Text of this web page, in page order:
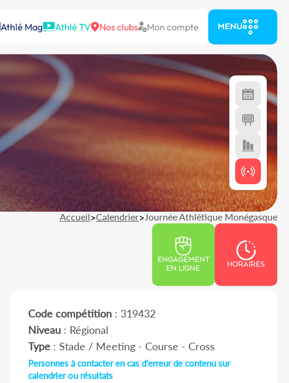
Athlé Mag Athlé TV Nos clubs Mon compte MENU
Accueil>Calendrier>Journée Athlétique Monégasque
ENGAGEMENT
EN LIGNE
HORAIRES
Code compétition: 319432
Niveau: Régional
Type: Stade / Meeting - Course - Cross
Personnes à contacter en cas d'erreur de contenu sur
calendrier ou résultats